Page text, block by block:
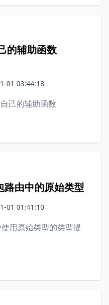
的辅助函数
01 03:44:18
己的辅助函数
由中的原始类型
01 01:41:10
用原始类型的类型提